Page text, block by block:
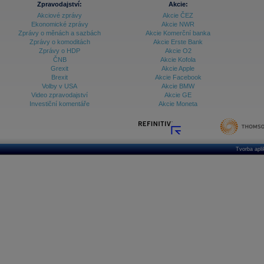
Archiv - Vývoj české koruny
Archiv analýz - Makroukazatele
Ceny průmyslových výrobců - Data a prognózy
Ceny průmyslových výrobců - Graf (ČR)
Ceny průmyslových výrobců - Kalendář (ČR)
Ceny průmyslových výrobců - Zpravodajství
Databanka - Ceny
Zpravodajství:
Akciové zprávy
Ekonomické zprávy
Zprávy o měnách a sazbách
Zprávy o komoditách
Zprávy o HDP
ČNB
Grexit
Brexit
Volby v USA
Video zpravodajství
Investiční komentáře
Akcie:
Akcie ČEZ
Akcie NWR
Akcie Komerční banka
Akcie Erste Bank
Akcie O2
Akcie Kofola
Akcie Apple
Akcie Facebook
Akcie BMW
Akcie GE
Akcie Moneta
Tvorba